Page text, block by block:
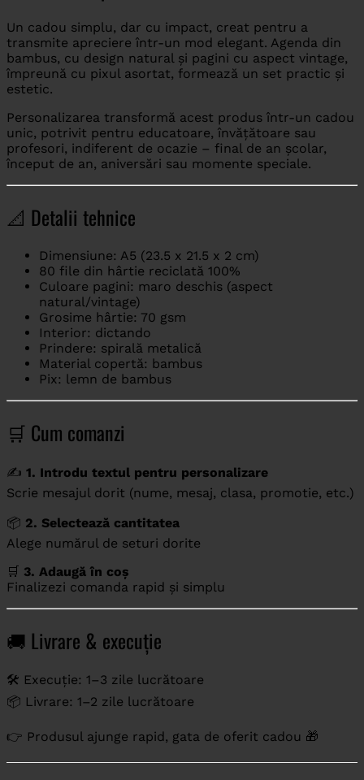
Un cadou simplu, dar cu impact, creat pentru a
transmite apreciere într-un mod elegant. Agenda din
bambus, cu design natural și pagini cu aspect vintage,
împreună cu pixul asortat, formează un set practic și
estetic.
Personalizarea transformă acest produs într-un cadou
unic, potrivit pentru educatoare, învățătoare sau
profesori, indiferent de ocazie – final de an școlar,
început de an, aniversări sau momente speciale.
📐 Detalii tehnice
Dimensiune: A5 (23.5 x 21.5 x 2 cm)
80 file din hârtie reciclată 100%
Culoare pagini: maro deschis (aspect
natural/vintage)
Grosime hârtie: 70 gsm
Interior: dictando
Prindere: spirală metalică
Material copertă: bambus
Pix: lemn de bambus
🛒 Cum comanzi
✍️ 1. Introdu textul pentru personalizare
Scrie mesajul dorit (nume, mesaj, clasa, promotie, etc.)
📦 2. Selectează cantitatea
Alege numărul de seturi dorite
🛒 3. Adaugă în coș
Finalizezi comanda rapid și simplu
🚚 Livrare & execuție
🛠️ Execuție: 1–3 zile lucrătoare
📦 Livrare: 1–2 zile lucrătoare
👉 Produsul ajunge rapid, gata de oferit cadou 🎁